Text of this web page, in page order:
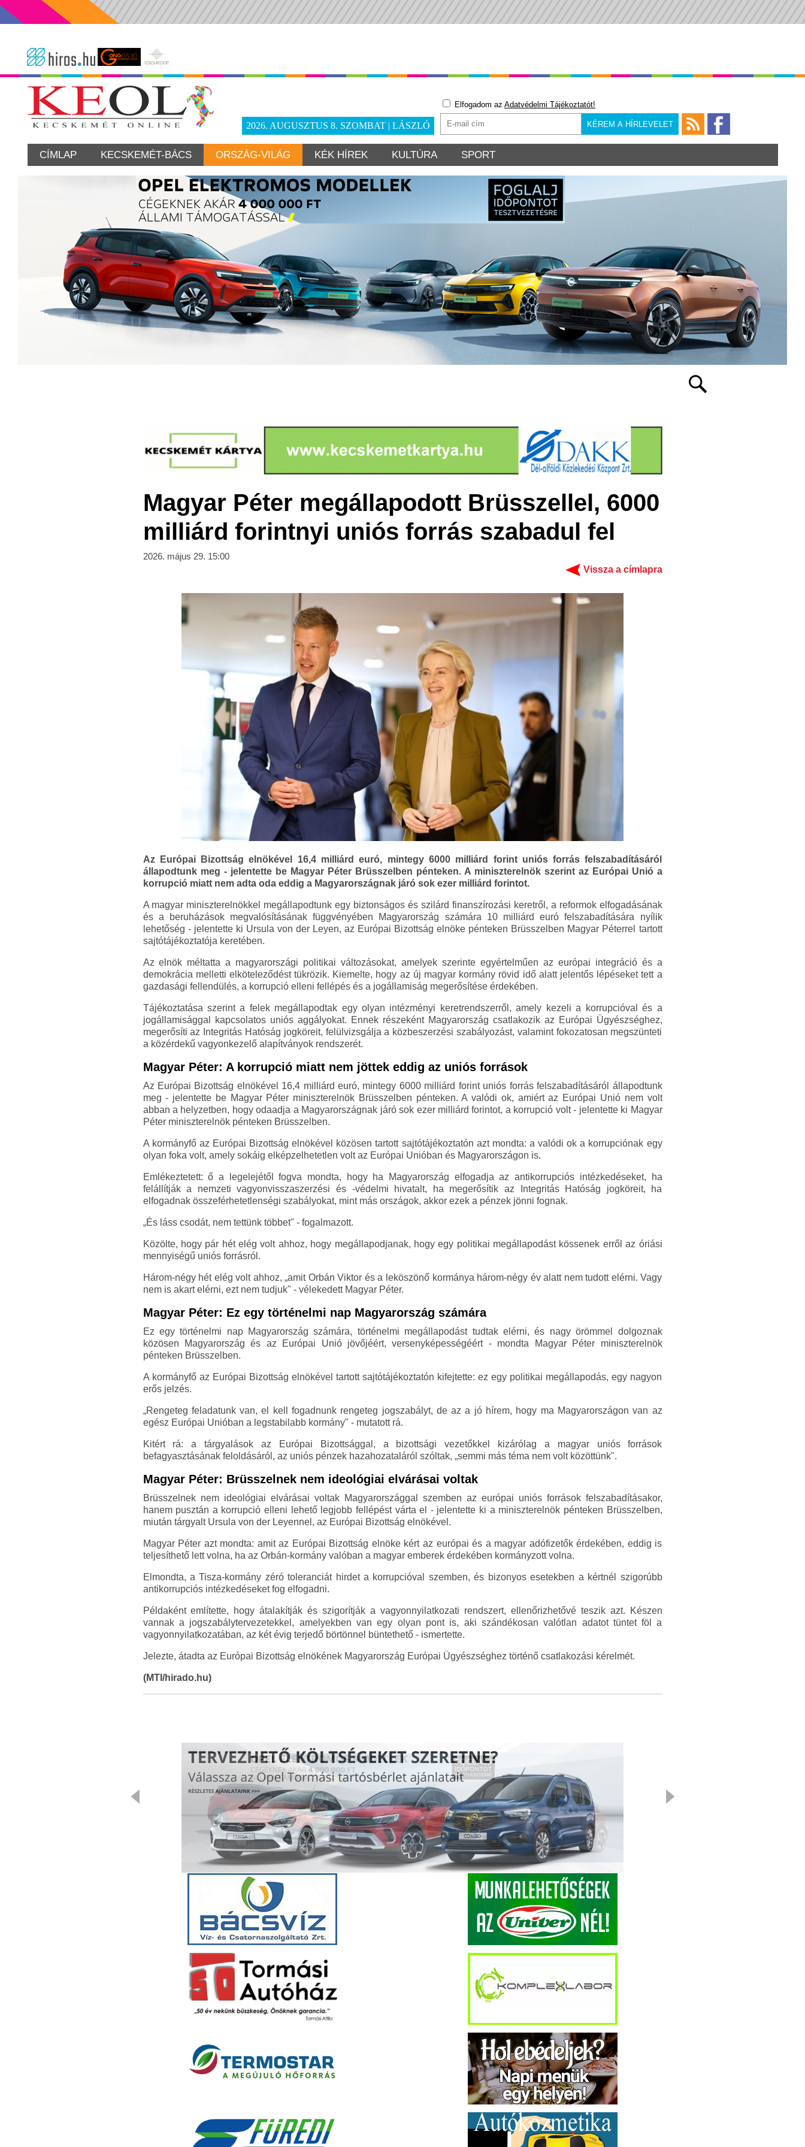
2026. AUGUSZTUS 8. SZOMBAT | LÁSZLÓ
Elfogadom az Adatvédelmi Tájékoztatót!
CÍMLAP KECSKEMÉT-BÁCS ORSZÁG-VILÁG KÉK HÍREK KULTÚRA SPORT
Magyar Péter megállapodott Brüsszellel, 6000
milliárd forintnyi uniós forrás szabadul fel
2026. május 29. 15:00
Vissza a címlapra
Az Európai Bizottság elnökével 16,4 milliárd euró, mintegy 6000 milliárd forint uniós forrás felszabadításáról
állapodtunk meg - jelentette be Magyar Péter Brüsszelben pénteken. A miniszterelnök szerint az Európai Unió a
korrupció miatt nem adta oda eddig a Magyarországnak járó sok ezer milliárd forintot.
A magyar miniszterelnökkel megállapodtunk egy biztonságos és szilárd finanszírozási keretről, a reformok elfogadásának
és a beruházások megvalósításának függvényében Magyarország számára 10 milliárd euró felszabadítására nyílik
lehetőség - jelentette ki Ursula von der Leyen, az Európai Bizottság elnöke pénteken Brüsszelben Magyar Péterrel tartott
sajtótájékoztatója keretében.
Az elnök méltatta a magyarországi politikai változásokat, amelyek szerinte egyértelműen az európai integráció és a
demokrácia melletti elköteleződést tükrözik. Kiemelte, hogy az új magyar kormány rövid idő alatt jelentős lépéseket tett a
gazdasági fellendülés, a korrupció elleni fellépés és a jogállamiság megerősítése érdekében.
Tájékoztatása szerint a felek megállapodtak egy olyan intézményi keretrendszerről, amely kezeli a korrupcióval és a
jogállamisággal kapcsolatos uniós aggályokat. Ennek részeként Magyarország csatlakozik az Európai Ügyészséghez,
megerősíti az Integritás Hatóság jogköreit, felülvizsgálja a közbeszerzési szabályozást, valamint fokozatosan megszünteti
a közérdekű vagyonkezelő alapítványok rendszerét.
Magyar Péter: A korrupció miatt nem jöttek eddig az uniós források
Az Európai Bizottság elnökével 16,4 milliárd euró, mintegy 6000 milliárd forint uniós forrás felszabadításáról állapodtunk
meg - jelentette be Magyar Péter miniszterelnök Brüsszelben pénteken. A valódi ok, amiért az Európai Unió nem volt
abban a helyzetben, hogy odaadja a Magyarországnak járó sok ezer milliárd forintot, a korrupció volt - jelentette ki Magyar
Péter miniszterelnök pénteken Brüsszelben.
A kormányfő az Európai Bizottság elnökével közösen tartott sajtótájékoztatón azt mondta: a valódi ok a korrupciónak egy
olyan foka volt, amely sokáig elképzelhetetlen volt az Európai Unióban és Magyarországon is.
Emlékeztetett: ő a legelejétől fogva mondta, hogy ha Magyarország elfogadja az antikorrupciós intézkedéseket, ha
felállítják a nemzeti vagyonvisszaszerzési és -védelmi hivatalt, ha megerősítik az Integritás Hatóság jogköreit, ha
elfogadnak összeférhetetlenségi szabályokat, mint más országok, akkor ezek a pénzek jönni fognak.
„És láss csodát, nem tettünk többet" - fogalmazott.
Közölte, hogy pár hét elég volt ahhoz, hogy megállapodjanak, hogy egy politikai megállapodást kössenek erről az óriási
mennyiségű uniós forrásról.
Három-négy hét elég volt ahhoz, „amit Orbán Viktor és a leköszönő kormánya három-négy év alatt nem tudott elérni. Vagy
nem is akart elérni, ezt nem tudjuk" - vélekedett Magyar Péter.
Magyar Péter: Ez egy történelmi nap Magyarország számára
Ez egy történelmi nap Magyarország számára, történelmi megállapodást tudtak elérni, és nagy örömmel dolgoznak
közösen Magyarország és az Európai Unió jövőjéért, versenyképességéért - mondta Magyar Péter miniszterelnök
pénteken Brüsszelben.
A kormányfő az Európai Bizottság elnökével tartott sajtótájékoztatón kifejtette: ez egy politikai megállapodás, egy nagyon
erős jelzés.
„Rengeteg feladatunk van, el kell fogadnunk rengeteg jogszabályt, de az a jó hírem, hogy ma Magyarországon van az
egész Európai Unióban a legstabilabb kormány" - mutatott rá.
Kitért rá: a tárgyalások az Európai Bizottsággal, a bizottsági vezetőkkel kizárólag a magyar uniós források
befagyasztásának feloldásáról, az uniós pénzek hazahozataláról szóltak, „semmi más téma nem volt közöttünk".
Magyar Péter: Brüsszelnek nem ideológiai elvárásai voltak
Brüsszelnek nem ideológiai elvárásai voltak Magyarországgal szemben az európai uniós források felszabadításakor,
hanem pusztán a korrupció elleni lehető legjobb fellépést várta el - jelentette ki a miniszterelnök pénteken Brüsszelben,
miután tárgyalt Ursula von der Leyennel, az Európai Bizottság elnökével.
Magyar Péter azt mondta: amit az Európai Bizottság elnöke kért az európai és a magyar adófizetők érdekében, eddig is
teljesíthető lett volna, ha az Orbán-kormány valóban a magyar emberek érdekében kormányzott volna.
Elmondta, a Tisza-kormány zéró toleranciát hirdet a korrupcióval szemben, és bizonyos esetekben a kértnél szigorúbb
antikorrupciós intézkedéseket fog elfogadni.
Példaként említette, hogy átalakítják és szigorítják a vagyonnyilatkozati rendszert, ellenőrizhetővé teszik azt. Készen
vannak a jogszabálytervezetekkel, amelyekben van egy olyan pont is, aki szándékosan valótlan adatot tüntet föl a
vagyonnyilatkozatában, az két évig terjedő börtönnel büntethető - ismertette.
Jelezte, átadta az Európai Bizottság elnökének Magyarország Európai Ügyészséghez történő csatlakozási kérelmét.
(MTI/hirado.hu)